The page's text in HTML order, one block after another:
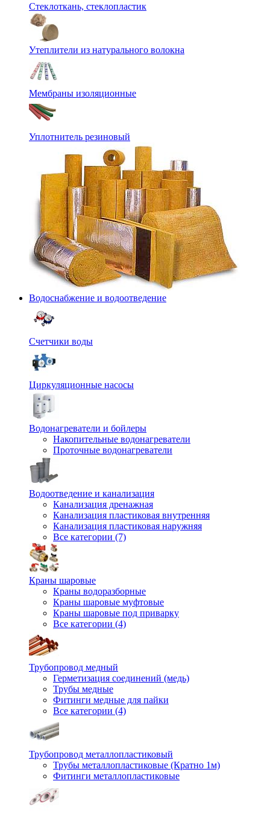
Стеклоткань, стеклопластик
Утеплители из натурального волокна
Мембраны изоляционные
Уплотнитель резиновый
Водоснабжение и водоотведение
Счетчики воды
Циркуляционные насосы
Водонагреватели и бойлеры
Накопительные водонагреватели
Проточные водонагреватели
Водоотведение и канализация
Канализация дренажная
Канализация пластиковая внутренняя
Канализация пластиковая наружняя
Все категории (7)
Краны шаровые
Краны водоразборные
Краны шаровые муфтовые
Краны шаровые под приварку
Все категории (4)
Трубопровод медный
Герметизация соединений (медь)
Трубы медные
Фитинги медные для пайки
Все категории (4)
Трубопровод металлопластиковый
Трубы металлопластиковые (Кратно 1м)
Фитинги металлопластиковые